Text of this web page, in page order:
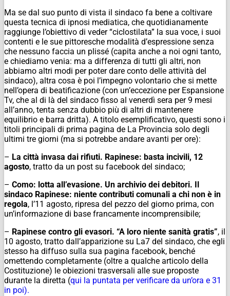
Ma se dal suo punto di vista il sindaco fa bene a coltivare
questa tecnica di ipnosi mediatica, che quotidianamente
raggiunge l’obiettivo di veder “ciclostilata” la sua voce, i suoi
contenti e le sue pittoresche modalità d’espressione senza
che nessuno faccia un plissé (capita anche a noi ogni tanto,
e chiediamo venia: ma a differenza di tutti gli altri, non
abbiamo altri modi per poter dare conto delle attività del
sindaco), altra cosa è poi l’impegno volontario che si mette
nell’opera di beatificazione (con un’eccezione per Espansione
Tv, che al di là del sindaco fisso al venerdì sera per 9 mesi
all’anno, tenta senza dubbio più di altri di mantenere
equilibrio e barra dritta). A titolo esemplificativo, questi sono i
titoli principali di prima pagina de La Provincia solo degli
ultimi tre giorni (ma si potrebbe andare avanti per ore):
– La città invasa dai rifiuti. Rapinese: basta incivili, 12
agosto, tratto da un post su facebook del sindaco;
– Como: lotta all’evasione. Un archivio dei debitori. Il
sindaco Rapinese: niente contributi comunali a chi non è in
regola, l’11 agosto, ripresa del pezzo del giorno prima, con
un’informazione di base francamente incomprensibile;
– Rapinese contro gli evasori. “A loro niente sanità gratis”, il
10 agosto, tratto dall’apparizione su La7 del sindaco, che egli
stesso ha diffuso sulla sua pagina facebook, benché
omettendo completamente (oltre a qualche articolo della
Costituzione) le obiezioni trasversali alle sue proposte
durante la diretta (qui la puntata per verificare da un’ora e 31
in poi).